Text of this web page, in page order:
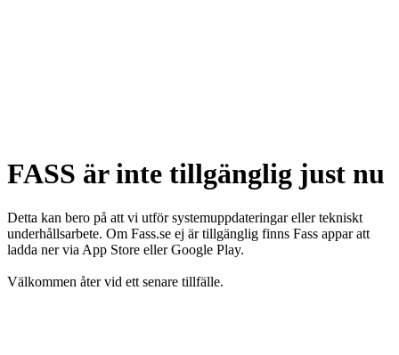
FASS är inte tillgänglig just nu
Detta kan bero på att vi utför systemuppdateringar eller tekniskt
underhållsarbete. Om Fass.se ej är tillgänglig finns Fass appar att
ladda ner via App Store eller Google Play.
Välkommen åter vid ett senare tillfälle.